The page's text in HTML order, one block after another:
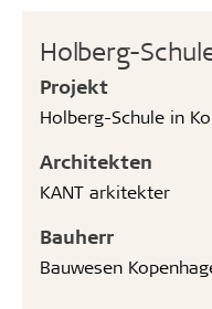
Holberg-
Projekt
Holberg-Schule in
Architekten
KANT arkitekter
Bauherr
Bauwesen